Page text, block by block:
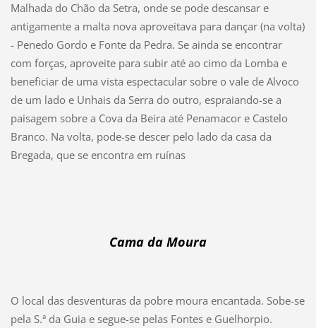
Malhada do Chão da Setra, onde se pode descansar e
antigamente a malta nova aproveitava para dançar (na volta)
- Penedo Gordo e Fonte da Pedra. Se ainda se encontrar
com forças, aproveite para subir até ao cimo da Lomba e
beneficiar de uma vista espectacular sobre o vale de Alvoco
de um lado e Unhais da Serra do outro, espraiando-se a
paisagem sobre a Cova da Beira até Penamacor e Castelo
Branco. Na volta, pode-se descer pelo lado da casa da
Bregada, que se encontra em ruínas
Cama da Moura
O local das desventuras da pobre moura encantada. Sobe-se
pela S.ª da Guia e segue-se pelas Fontes e Guelhorpio.